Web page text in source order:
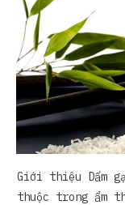
Giới thiệu Dấm
thuộc trong ẩm